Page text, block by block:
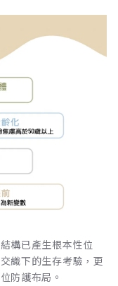
構已產生根本性位
織下的生存考驗，更
防護布局。